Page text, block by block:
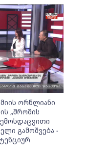
ორწლიანი
„შრომის
გამოშვება -